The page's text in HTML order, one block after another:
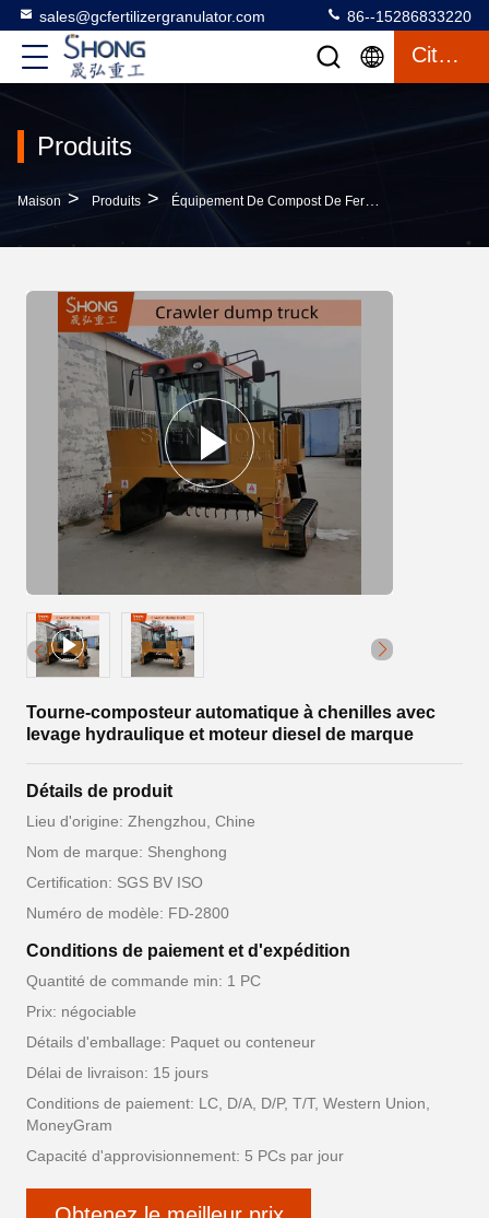
sales@gcfertilizergranulator.com 86--15286833220
Citation
Produits
Maison > Produits > Équipement De Compost De Fermentation
Tourne-composteur automatique à chenilles avec
levage hydraulique et moteur diesel de marque
Détails de produit
Lieu d'origine: Zhengzhou, Chine
Nom de marque: Shenghong
Certification: SGS BV ISO
Numéro de modèle: FD-2800
Conditions de paiement et d'expédition
Quantité de commande min: 1 PC
Prix: négociable
Détails d'emballage: Paquet ou conteneur
Délai de livraison: 15 jours
Conditions de paiement: LC, D/A, D/P, T/T, Western Union,
MoneyGram
Capacité d'approvisionnement: 5 PCs par jour